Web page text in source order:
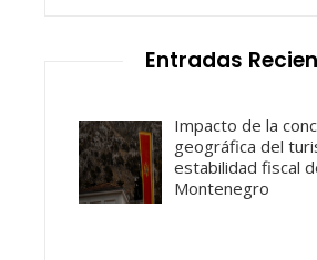
Entradas
Impacto de la
geográfica del
estabilidad fiscal
Montenegro